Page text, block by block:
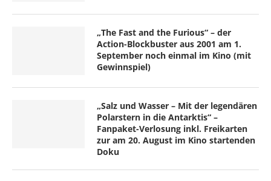
„The Fast and the Furious“ – der
Action-Blockbuster aus 2001 am 1.
September noch einmal im Kino (mit
Gewinnspiel)
„Salz und Wasser – Mit der legendären
Polarstern in die Antarktis“ –
Fanpaket-Verlosung inkl. Freikarten
zur am 20. August im Kino startenden
Doku